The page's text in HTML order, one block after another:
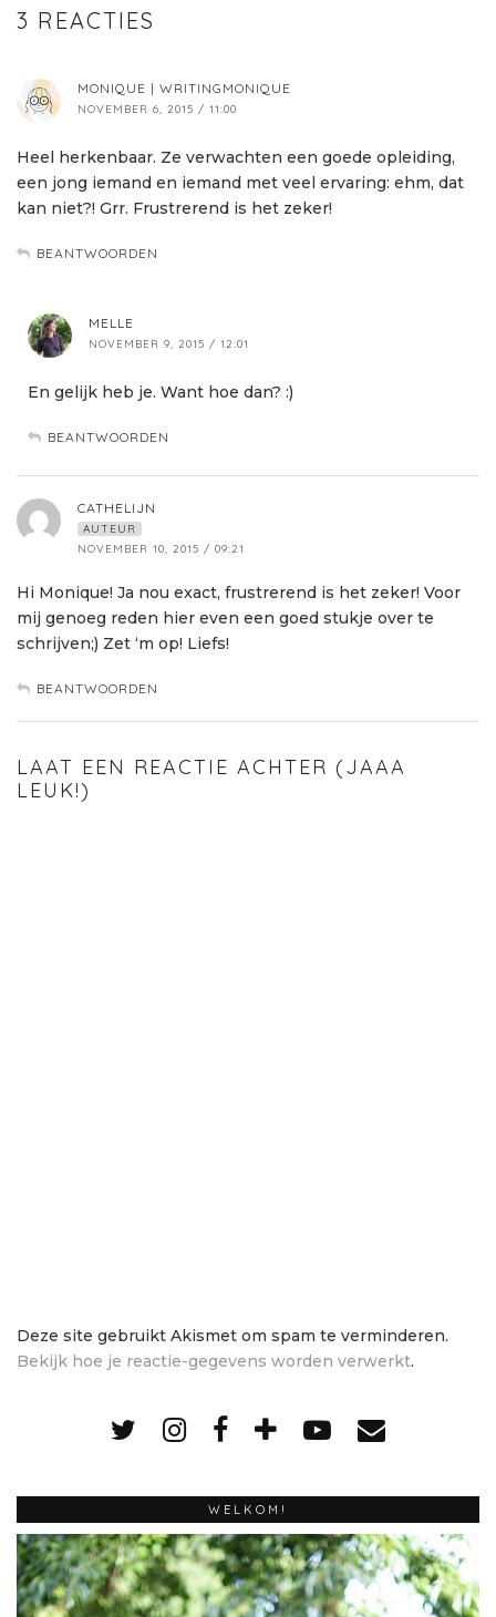
3 REACTIES
MONIQUE | WRITINGMONIQUE
NOVEMBER 6, 2015 / 11:00
Heel herkenbaar. Ze verwachten een goede opleiding,
een jong iemand en iemand met veel ervaring: ehm, dat
kan niet?! Grr. Frustrerend is het zeker!
BEANTWOORDEN
MELLE
NOVEMBER 9, 2015 / 12:01
En gelijk heb je. Want hoe dan? :)
BEANTWOORDEN
CATHELIJN
AUTEUR
NOVEMBER 10, 2015 / 09:21
Hi Monique! Ja nou exact, frustrerend is het zeker! Voor
mij genoeg reden hier even een goed stukje over te
schrijven;) Zet ‘m op! Liefs!
BEANTWOORDEN
LAAT EEN REACTIE ACHTER (JAAA
LEUK!)
Deze site gebruikt Akismet om spam te verminderen.
Bekijk hoe je reactie-gegevens worden verwerkt.
WELKOM!